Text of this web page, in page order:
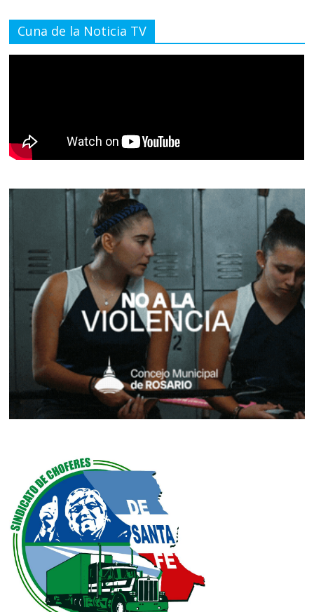
Cuna de la Noticia TV